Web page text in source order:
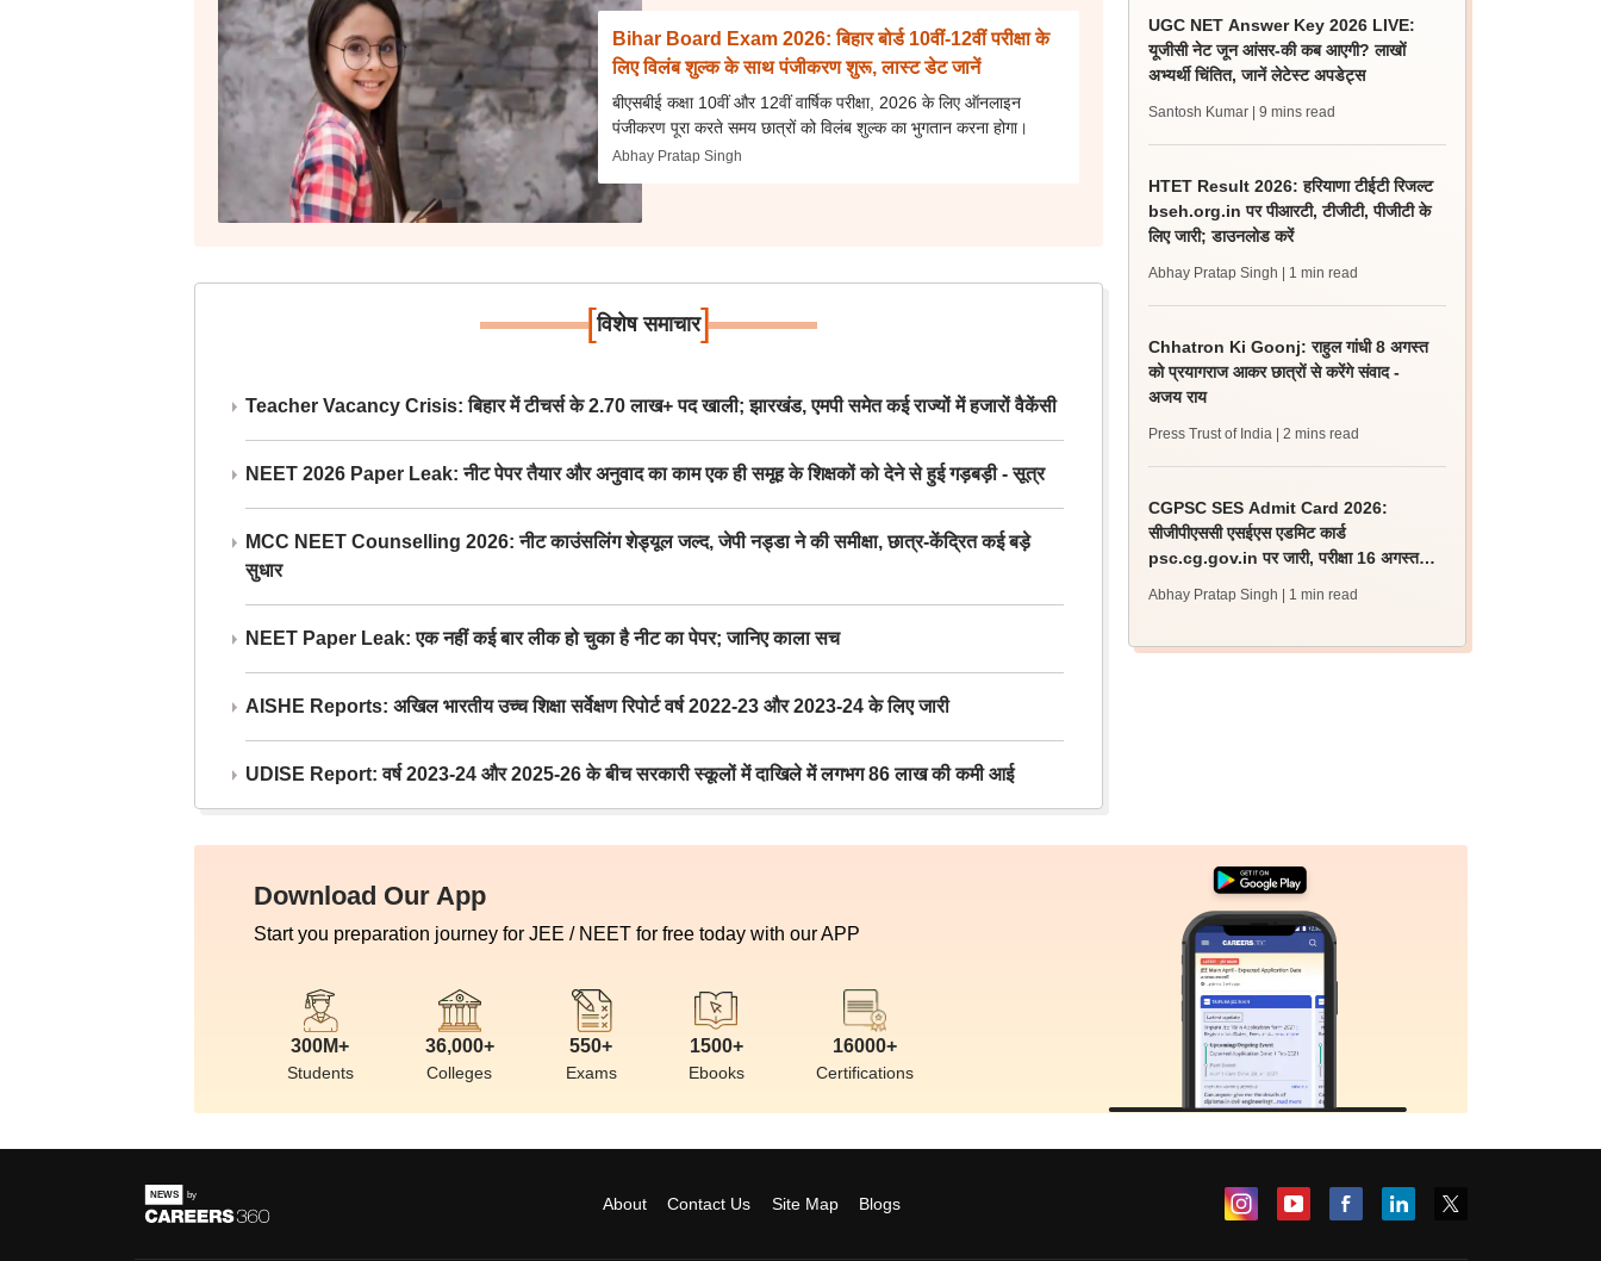
Bihar Board Exam 2026: बिहार बोर्ड 10वीं-12वीं परीक्षा के
लिए विलंब शुल्क के साथ पंजीकरण शुरू, लास्ट डेट जानें
बीएसबीई कक्षा 10वीं और 12वीं वार्षिक परीक्षा, 2026 के लिए ऑनलाइन
पंजीकरण पूरा करते समय छात्रों को विलंब शुल्क का भुगतान करना होगा।
Abhay Pratap Singh
[विशेष समाचार]
Teacher Vacancy Crisis: बिहार में टीचर्स के 2.70 लाख+ पद खाली; झारखंड, एमपी समेत कई राज्यों में हजारों वैकेंसी
NEET 2026 Paper Leak: नीट पेपर तैयार और अनुवाद का काम एक ही समूह के शिक्षकों को देने से हुई गड़बड़ी - सूत्र
MCC NEET Counselling 2026: नीट काउंसलिंग शेड्यूल जल्द, जेपी नड्डा ने की समीक्षा, छात्र-केंद्रित कई बड़े
सुधार
NEET Paper Leak: एक नहीं कई बार लीक हो चुका है नीट का पेपर; जानिए काला सच
AISHE Reports: अखिल भारतीय उच्च शिक्षा सर्वेक्षण रिपोर्ट वर्ष 2022-23 और 2023-24 के लिए जारी
UDISE Report: वर्ष 2023-24 और 2025-26 के बीच सरकारी स्कूलों में दाखिले में लगभग 86 लाख की कमी आई
UGC NET Answer Key 2026 LIVE:
यूजीसी नेट जून आंसर-की कब आएगी? लाखों
अभ्यर्थी चिंतित, जानें लेटेस्ट अपडेट्स
Santosh Kumar | 9 mins read
HTET Result 2026: हरियाणा टीईटी रिजल्ट
bseh.org.in पर पीआरटी, टीजीटी, पीजीटी के
लिए जारी; डाउनलोड करें
Abhay Pratap Singh | 1 min read
Chhatron Ki Goonj: राहुल गांधी 8 अगस्त
को प्रयागराज आकर छात्रों से करेंगे संवाद -
अजय राय
Press Trust of India | 2 mins read
CGPSC SES Admit Card 2026:
सीजीपीएससी एसईएस एडमिट कार्ड
psc.cg.gov.in पर जारी, परीक्षा 16 अगस्त
Abhay Pratap Singh | 1 min read
Download Our App
Start you preparation journey for JEE / NEET for free today with our APP
300M+
Students
36,000+
Colleges
550+
Exams
1500+
Ebooks
16000+
Certifications
About Contact Us Site Map Blogs